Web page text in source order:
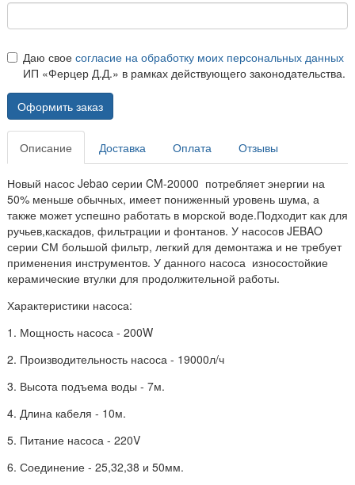
Даю свое согласие на обработку моих персональных данных
ИП «Ферцер Д.Д.» в рамках действующего законодательства.
Оформить заказ
Описание Доставка Оплата Отзывы
Новый насос Jebao серии CM-20000 потребляет энергии на
50% меньше обычных, имеет пониженный уровень шума, а
также может успешно работать в морской воде.Подходит как для
ручьев,каскадов, фильтрации и фонтанов. У насосов JEBAO
серии СМ большой фильтр, легкий для демонтажа и не требует
применения инструментов. У данного насоса износостойкие
керамические втулки для продолжительной работы.
Характеристики насоса:
1. Мощность насоса - 200W
2. Производительность насоса - 19000л/ч
3. Высота подъема воды - 7м.
4. Длина кабеля - 10м.
5. Питание насоса - 220V
6. Соединение - 25,32,38 и 50мм.